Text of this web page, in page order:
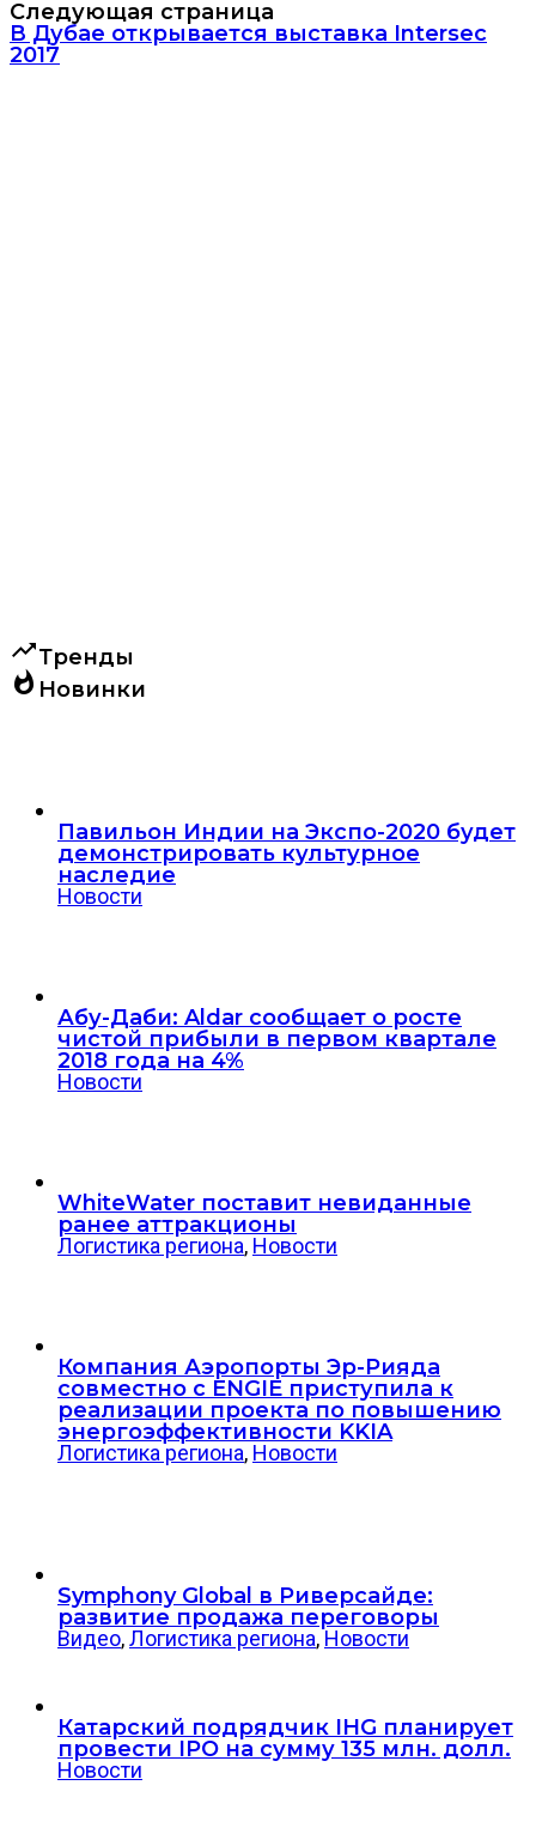
Следующая страница
В Дубае открывается выставка Intersec
2017
trending_upТренды
whatshot Новинки
Павильон Индии на Экспо-2020 будет
демонстрировать культурное
наследие
Новости
Абу-Даби: Aldar сообщает о росте
чистой прибыли в первом квартале
2018 года на 4%
Новости
WhiteWater поставит невиданные
ранее аттракционы
Логистика региона, Новости
Компания Аэропорты Эр-Рияда
совместно с ENGIE приступила к
реализации проекта по повышению
энергоэффективности KKIA
Логистика региона, Новости
Symphony Global в Риверсайде:
развитие продажа переговоры
Видео,Логистика региона, Новости
Катарский подрядчик IHG планирует
провести IPO на сумму 135 млн. долл.
Новости